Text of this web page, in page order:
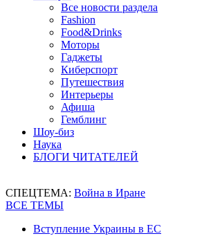
Все новости раздела
Fashion
Food&Drinks
Моторы
Гаджеты
Киберспорт
Путешествия
Интерьеры
Афиша
Гемблинг
Шоу-биз
Наука
БЛОГИ ЧИТАТЕЛЕЙ
СПЕЦТЕМА: Война в Иране
ВСЕ ТЕМЫ
Вступление Украины в ЕС